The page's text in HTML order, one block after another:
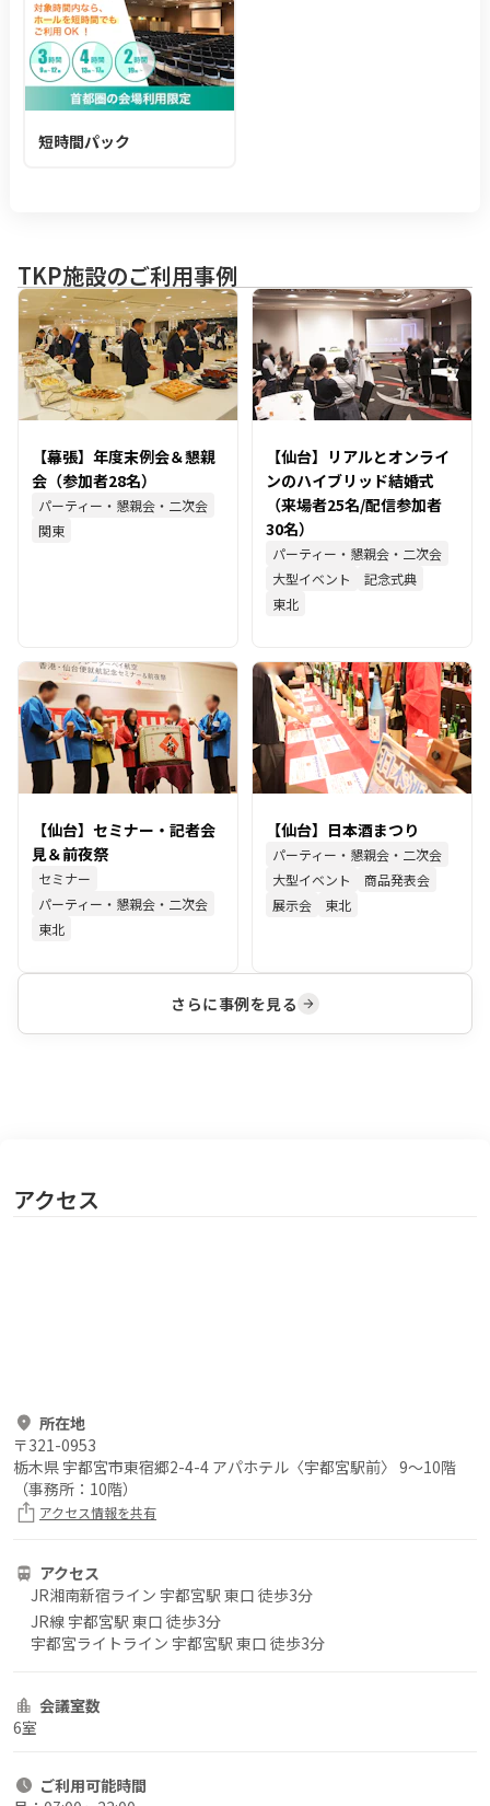
短時間パック
TKP施設のご利用事例
【幕張】年度末例会＆懇親
会（参加者28名）
パーティー・懇親会・二次会
関東
【仙台】リアルとオンライ
ンのハイブリッド結婚式
（来場者25名/配信参加者
30名）
パーティー・懇親会・二次会
大型イベント
記念式典
東北
【仙台】セミナー・記者会
見＆前夜祭
セミナー
パーティー・懇親会・二次会
東北
【仙台】日本酒まつり
パーティー・懇親会・二次会
大型イベント
商品発表会
展示会
東北
さらに事例を見る
アクセス
所在地
〒321-0953
栃木県 宇都宮市東宿郷2-4-4 アパホテル〈宇都宮駅前〉 9～10階
（事務所：10階）
アクセス情報を共有
アクセス
JR湘南新宿ライン 宇都宮駅 東口 徒歩3分
JR線 宇都宮駅 東口 徒歩3分
宇都宮ライトライン 宇都宮駅 東口 徒歩3分
会議室数
6室
ご利用可能時間